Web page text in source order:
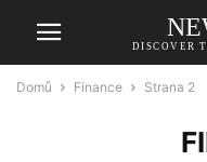
DISCOVER
Domů Finance Strana 2